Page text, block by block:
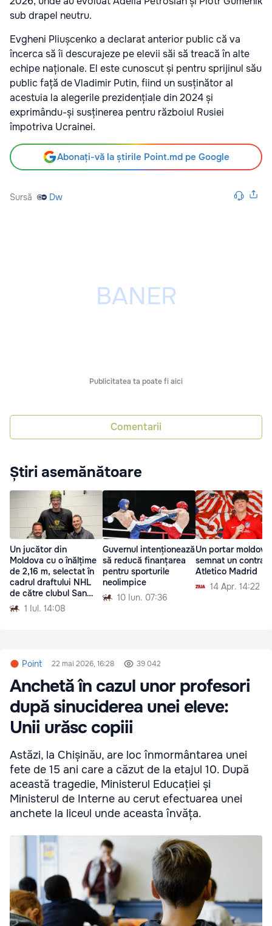
sub drapel neutru.
Evgheni Pliușcenko a declarat anterior public că va
încerca să îi descurajeze pe elevii săi să treacă în alte
echipe naționale. El este cunoscut și pentru sprijinul său
public față de Vladimir Putin, fiind un susținător al
acestuia la alegerile prezidențiale din 2024 și
exprimându-și susținerea pentru războiul Rusiei
împotriva Ucrainei.
Abonați-vă la știrile Point.md pe Google
Sursă Dw
Publicitatea ta poate fi aici
Comentarii
Știri asemănătoare
Un jucător din
Moldova cu o înălțime
de 2,16 m, selectat în
cadrul draftului NHL
de către clubul San
Jose1 Iul. 14:08
Guvernul intenționează
să reducă finanțarea
pentru sporturile
neolimpice
10 Iun. 07:36
Un portar
semnat un
Atletico Madrid
14 Apr. 14:22
Point 22 mai 2026, 16:28 39 042
Anchetă în cazul unor profesori
după sinuciderea unei eleve:
Unii urăsc copiii
Astăzi, la Chișinău, are loc înmormântarea unei
fete de 15 ani care a căzut de la etajul 10. După
această tragedie, Ministerul Educației și
Ministerul de Interne au cerut efectuarea unei
anchete la liceul unde aceasta învăța.